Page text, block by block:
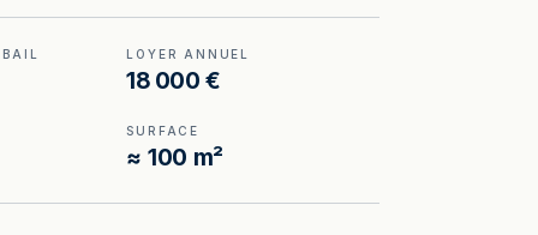
LOYER ANNUEL
18 000 €
SURFACE
≈ 100 m²